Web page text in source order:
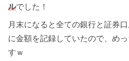
ルでした！
月末になると全ての銀行と証券
に金額を記録していたので、め
すｗ